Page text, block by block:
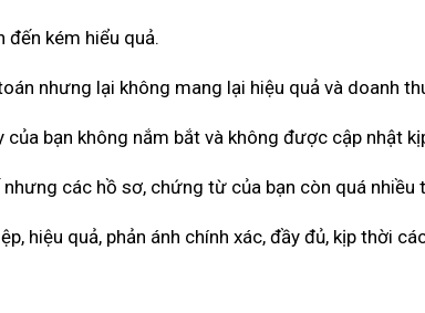
đến kém hiểu quả.
nhưng lại không mang lại hiệu quả và doanh
bạn không nắm bắt và không được cập nhật
các hồ sơ, chứng từ của bạn còn quá nhiều
hiệu quả, phản ánh chính xác, đầy đủ, kịp thời